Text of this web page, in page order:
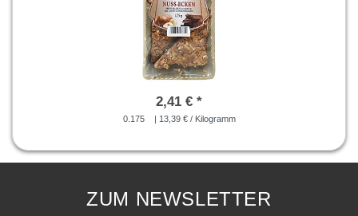
2,41 € *
0.175 | 13,39 € / Kilogramm
ZUM NEWSLETTER